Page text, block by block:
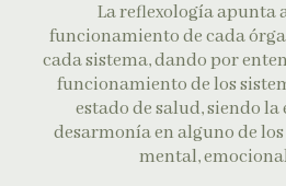
La reflexología apunta
funcionamiento de cada
cada sistema, dando por
funcionamiento de los
estado de salud, siendo
desarmonía en alguno de
mental,